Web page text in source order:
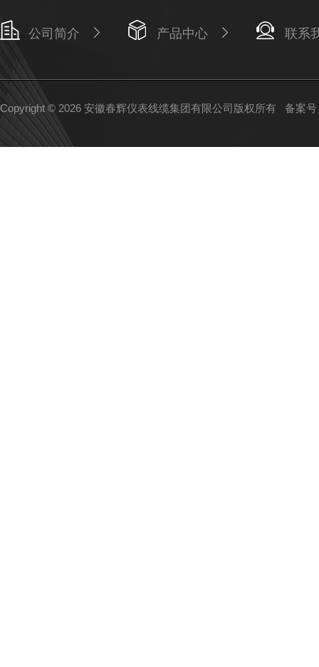
公司简介 产品中心 联系
Copyright © 2026 安徽春辉仪表线缆集团有限公司版权所有 备案号